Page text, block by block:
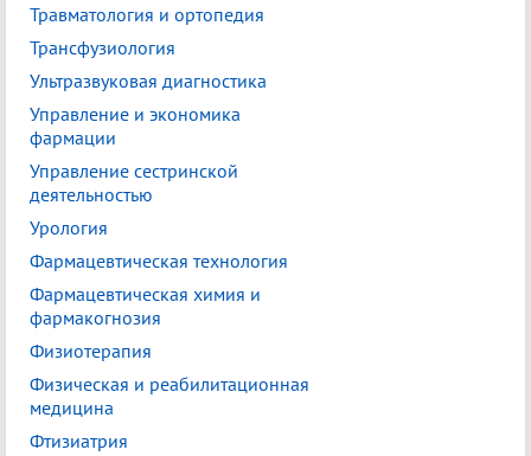
Травматология и ортопедия
Трансфузиология
Ультразвуковая диагностика
Управление и экономика
фармации
Управление сестринской
деятельностью
Урология
Фармацевтическая технология
Фармацевтическая химия и
фармакогнозия
Физиотерапия
Физическая и реабилитационная
медицина
Фтизиатрия